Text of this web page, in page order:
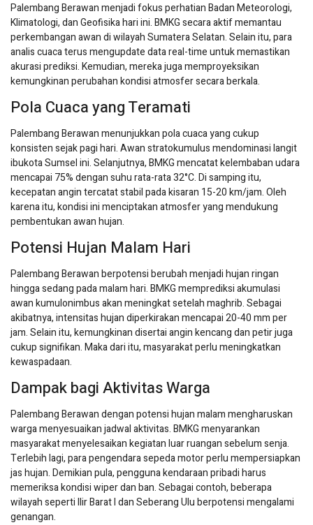
Palembang Berawan menjadi fokus perhatian Badan Meteorologi,
Klimatologi, dan Geofisika hari ini. BMKG secara aktif memantau
perkembangan awan di wilayah Sumatera Selatan. Selain itu, para
analis cuaca terus mengupdate data real-time untuk memastikan
akurasi prediksi. Kemudian, mereka juga memproyeksikan
kemungkinan perubahan kondisi atmosfer secara berkala.
Pola Cuaca yang Teramati
Palembang Berawan menunjukkan pola cuaca yang cukup
konsisten sejak pagi hari. Awan stratokumulus mendominasi langit
ibukota Sumsel ini. Selanjutnya, BMKG mencatat kelembaban udara
mencapai 75% dengan suhu rata-rata 32°C. Di samping itu,
kecepatan angin tercatat stabil pada kisaran 15-20 km/jam. Oleh
karena itu, kondisi ini menciptakan atmosfer yang mendukung
pembentukan awan hujan.
Potensi Hujan Malam Hari
Palembang Berawan berpotensi berubah menjadi hujan ringan
hingga sedang pada malam hari. BMKG memprediksi akumulasi
awan kumulonimbus akan meningkat setelah maghrib. Sebagai
akibatnya, intensitas hujan diperkirakan mencapai 20-40 mm per
jam. Selain itu, kemungkinan disertai angin kencang dan petir juga
cukup signifikan. Maka dari itu, masyarakat perlu meningkatkan
kewaspadaan.
Dampak bagi Aktivitas Warga
Palembang Berawan dengan potensi hujan malam mengharuskan
warga menyesuaikan jadwal aktivitas. BMKG menyarankan
masyarakat menyelesaikan kegiatan luar ruangan sebelum senja.
Terlebih lagi, para pengendara sepeda motor perlu mempersiapkan
jas hujan. Demikian pula, pengguna kendaraan pribadi harus
memeriksa kondisi wiper dan ban. Sebagai contoh, beberapa
wilayah seperti Ilir Barat I dan Seberang Ulu berpotensi mengalami
genangan.